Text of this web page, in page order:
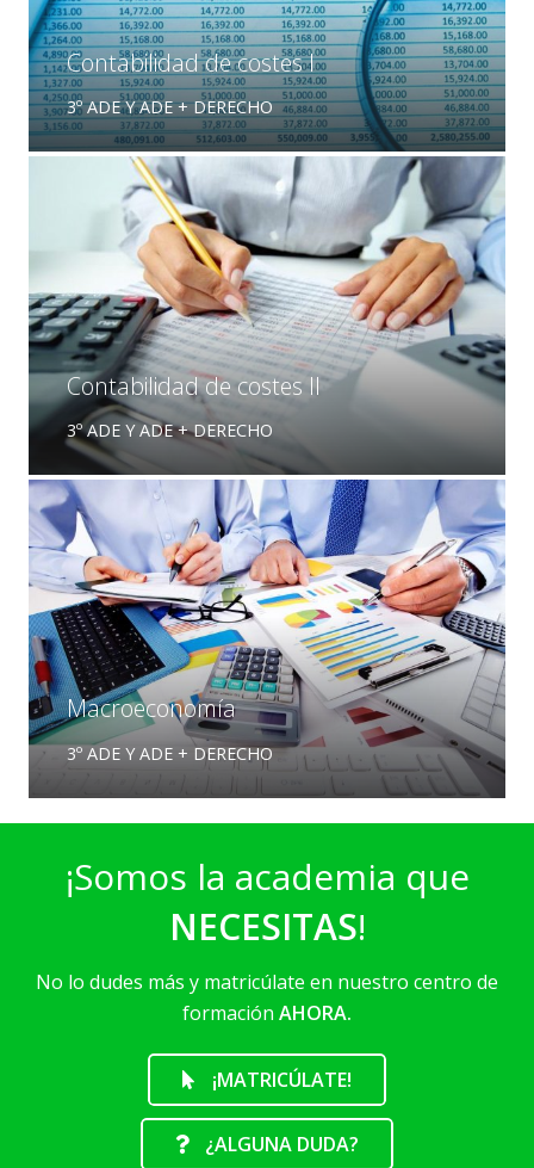
Contabilidad de costes I
3º ADE Y ADE + DERECHO
Contabilidad de costes II
3º ADE Y ADE + DERECHO
Macroeconomía
3º ADE Y ADE + DERECHO
¡Somos la academia que
NECESITAS!
No lo dudes más y matricúlate en nuestro centro de
formación AHORA.
¡MATRICÚLATE!
¿ALGUNA DUDA?